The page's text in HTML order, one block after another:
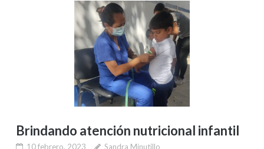
Brindando atención nutricional infantil
10 febrero, 2023 Sandra Minutillo